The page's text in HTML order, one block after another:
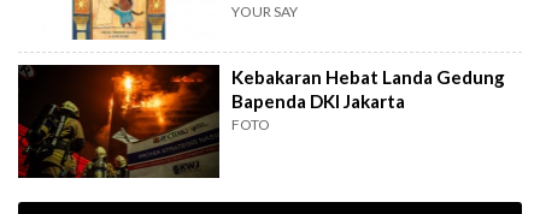
YOUR SAY
Kebakaran Hebat Landa Gedung
Bapenda DKI Jakarta
FOTO